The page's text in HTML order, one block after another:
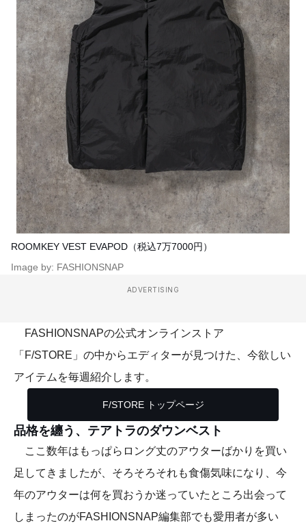
ROOMKEY VEST EVAPOD（税込7万7000円）
Image by: FASHIONSNAP
ADVERTISING
FASHIONSNAPの公式オンラインストア
「F/STORE」の中からエディターが見つけた、今欲しい
アイテムを毎週紹介します。
F/STORE トップページ
品格を纏う、テアトラのダウンベスト
ここ数年はもっぱらロング丈のアウターばかりを買い
足してきましたが、そろそろそれも食傷気味になり、今
年のアウターは何を買おうか迷っていたところ出会って
しまったのがFASHIONSNAP編集部でも愛用者が多い